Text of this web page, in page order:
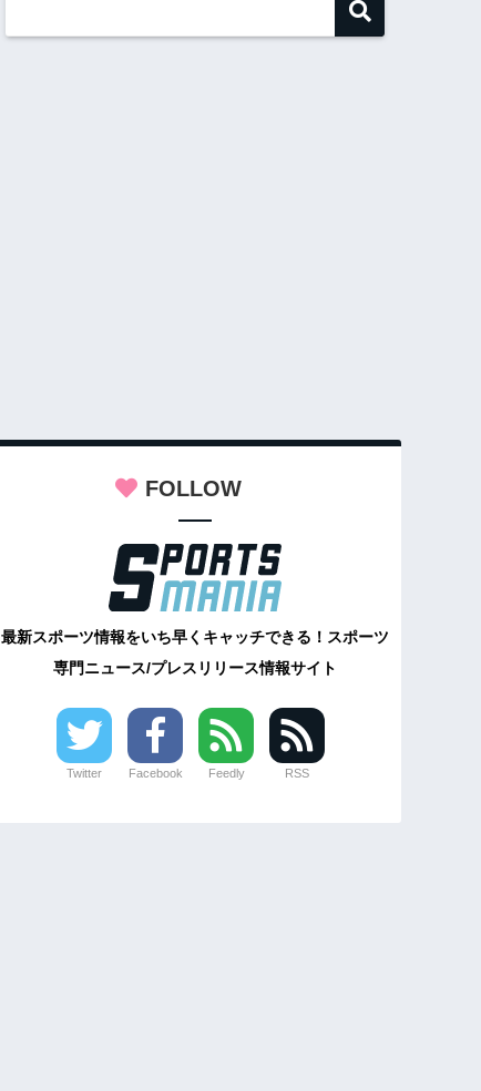
FOLLOW
最新スポーツ情報をいち早くキャッチできる！スポーツ
専門ニュース/プレスリリース情報サイト
Twitter Facebook Feedly RSS